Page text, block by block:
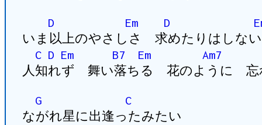
D Em D
いま以上のやさしさ 求めたりはしな
C D Em B7 Em
Am7
人知れず 舞い落ちる 花のように 忘
G
C
ながれ星に出逢ったみたい